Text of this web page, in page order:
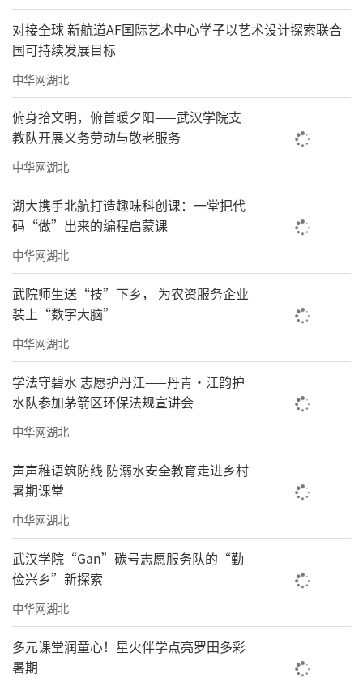
对接全球 新航道AF国际艺术中心学子以艺术设计探索联合
国可持续发展目标
中华网湖北
俯身拾文明，俯首暖夕阳——武汉学院支
教队开展义务劳动与敬老服务
中华网湖北
湖大携手北航打造趣味科创课：一堂把代
码“做”出来的编程启蒙课
中华网湖北
武院师生送“技”下乡， 为农资服务企业
装上“数字大脑”
中华网湖北
学法守碧水 志愿护丹江——丹青·江韵护
水队参加茅箭区环保法规宣讲会
中华网湖北
声声稚语筑防线 防溺水安全教育走进乡村
暑期课堂
中华网湖北
武汉学院“Gan”碳号志愿服务队的“勤
俭兴乡”新探索
中华网湖北
多元课堂润童心！星火伴学点亮罗田多彩
暑期